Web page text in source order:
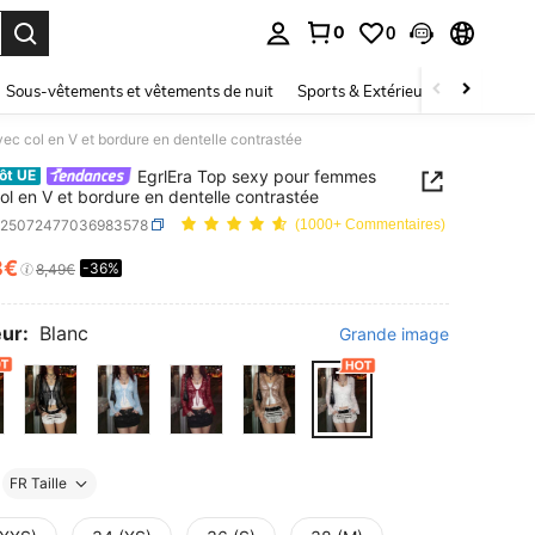
0 0
Sous-vêtements et vêtements de nuit Sports & Extérieur Enfants
col en V et bordure en dentelle contrastée
UE
EgrlEra Top sexy pour femmes
en V et bordure en dentelle contrastée
(1000+ Commentaires)
AND AVAILABILITY
8,49€ -36%
Blanc Grande image
FR Taille